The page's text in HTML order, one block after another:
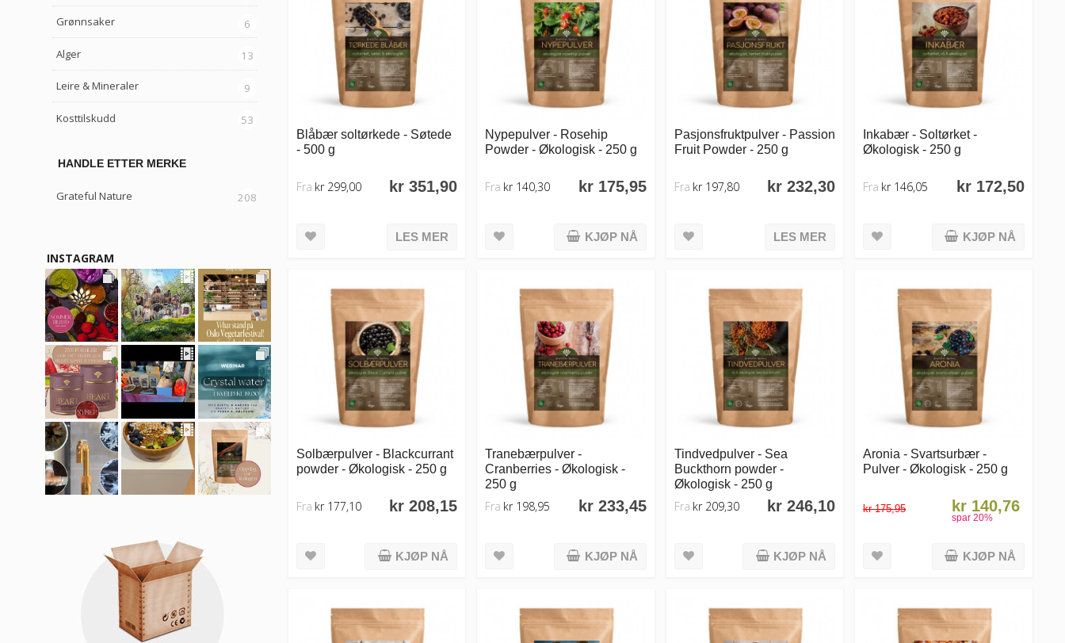
Blåbær soltørkede - Søtede
- 500 g
kr 351,90
Fra kr 299,00
LES MER
Nypepulver - Rosehip
Powder - Økologisk - 250 g
kr 175,95
Fra kr 140,30
KJØP NÅ
Pasjonsfruktpulver - Passion
Fruit Powder - 250 g
kr 232,30
Fra kr 197,80
LES MER
Inkabær - Soltørket -
Økologisk - 250 g
kr 172,50
Fra kr 146,05
KJØP NÅ
Solbærpulver - Blackcurrant
powder - Økologisk - 250 g
kr 208,15
Fra kr 177,10
KJØP NÅ
Tranebærpulver -
Cranberries - Økologisk -
250 g
kr 233,45
Fra kr 198,95
KJØP NÅ
Tindvedpulver - Sea
Buckthorn powder -
Økologisk - 250 g
kr 246,10
Fra kr 209,30
KJØP NÅ
Aronia - Svartsurbær -
Pulver - Økologisk - 250 g
kr 175,95 kr 140,76
spar 20%
KJØP NÅ
Grønnsaker 6
Alger 13
Leire & Mineraler 9
Kosttilskudd 53
HANDLE ETTER MERKE
Grateful Nature 208
INSTAGRAM